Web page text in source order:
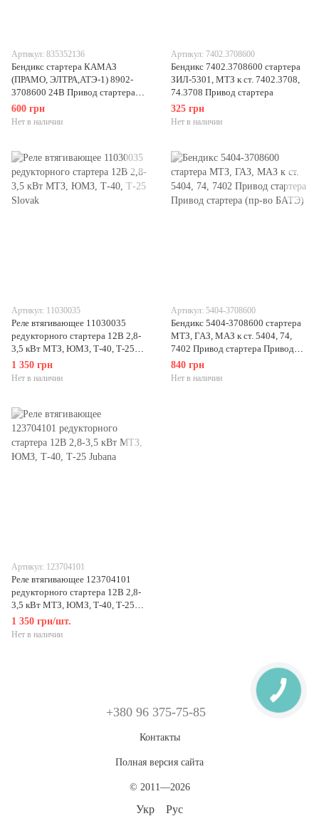
Артикул: 835352136
Бендикс стартера КАМАЗ
(ПРАМО, ЭЛТРА,АТЭ-1) 8902-
3708600 24В Привод стартера
Евро-2
600 грн
Нет в наличии
Артикул: 7402.3708600
Бендикс 7402.3708600 стартера
ЗИЛ-5301, МТЗ к ст. 7402.3708,
74.3708 Привод стартера
325 грн
Нет в наличии
Артикул: 11030035
Реле втягивающее 11030035
редукторного стартера 12В 2,8-
3,5 кВт МТЗ, ЮМЗ, Т-40, Т-25
Slovak
1 350 грн
Нет в наличии
Артикул: 5404-3708600
Бендикс 5404-3708600 стартера
МТЗ, ГАЗ, МАЗ к ст. 5404, 74,
7402 Привод стартера Привод
стартера (пр-во БАТЭ)
840 грн
Нет в наличии
Артикул: 123704101
Реле втягивающее 123704101
редукторного стартера 12В 2,8-
3,5 кВт МТЗ, ЮМЗ, Т-40, Т-25
Jubana
1 350 грн/шт.
Нет в наличии
+380 96 375-75-85
Контакты
Полная версия сайта
© 2011—2026
Укр Рус